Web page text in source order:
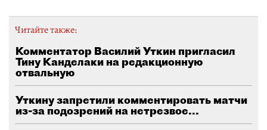
Читайте также:
Комментатор Василий Уткин пригласил
Тину Канделаки на редакционную
отвальную
Уткину запретили комментировать матчи
из-за подозрений на нетрезвое...